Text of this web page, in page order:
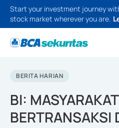
Start your investment journey
stock market wherever you are.
BERITA HARIAN
BI:
BERTRANSAKSI